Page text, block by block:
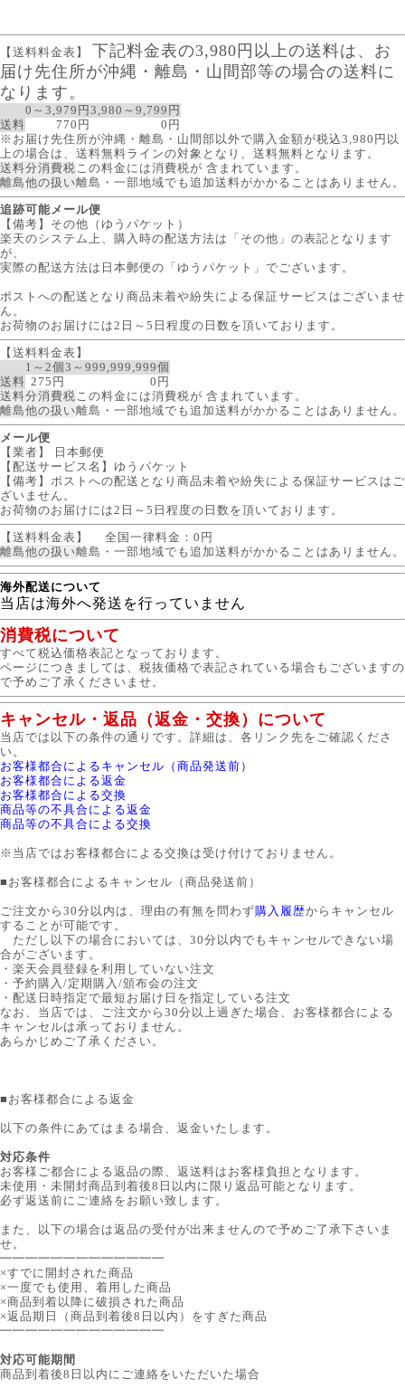
【送料料金表】
下記料金表の3,980円以上の送料は、お
届け先住所が沖縄・離島・山間部等の場合の送料に
なります。
0～3,979円 3,980～9,799円
送料
770円
0円
※お届け先住所が沖縄・離島・山間部以外で購入金額が税込3,980円以
上の場合は、送料無料ラインの対象となり、送料無料となります。
送料分消費税この料金には消費税が 含まれています。
離島他の扱い離島・一部地域でも追加送料がかかることはありません。
追跡可能メール便
【備考】その他（ゆうパケット）
楽天のシステム上、購入時の配送方法は「その他」の表記となります
が、
実際の配送方法は日本郵便の「ゆうパケット」でございます。
ポストへの配送となり商品未着や紛失による保証サービスはございませ
ん。
お荷物のお届けには2日～5日程度の日数を頂いております。
【送料料金表】
1～2個3～999,999,999個
送料 275円
0円
送料分消費税この料金には消費税が 含まれています。
離島他の扱い離島・一部地域でも追加送料がかかることはありません。
メール便
【業者】 日本郵便
【配送サービス名】ゆうパケット
【備考】ポストへの配送となり商品未着や紛失による保証サービスはご
ざいません。
お荷物のお届けには2日～5日程度の日数を頂いております。
【送料料金表】
全国一律料金：0円
離島他の扱い離島・一部地域でも追加送料がかかることはありません。
海外配送について
当店は海外へ発送を行っていません
消費税について
すべて税込価格表記となっております。
ページにつきましては、税抜価格で表記されている場合もございますの
で予めご了承くださいませ。
キャンセル・返品（返金・交換）について
当店では以下の条件の通りです。詳細は、各リンク先をご確認くださ
い。
お客様都合によるキャンセル（商品発送前）
お客様都合による返金
お客様都合による交換
商品等の不具合による返金
商品等の不具合による交換
※当店ではお客様都合による交換は受け付けておりません。
■ お客様都合によるキャンセル（商品発送前）
ご注文から30分以内は、理由の有無を問わず購入履歴からキャンセル
することが可能です。
ただし以下の場合においては、30分以内でもキャンセルできない場
合がございます。
・楽天会員登録を利用していない注文
・予約購入/定期購入/頒布会の注文
・配送日時指定で最短お届け日を指定している注文
なお、当店では、ご注文から30分以上過ぎた場合、お客様都合による
キャンセルは承っておりません。
あらかじめご了承ください。
■ お客様都合による返金
以下の条件にあてはまる場合、返金いたします。
対応条件
お客様ご都合による返品の際、返送料はお客様負担となります。
未使用・未開封商品到着後8日以内に限り返品可能となります。
必ず返送前にご連絡をお願い致します。
また、以下の場合は返品の受付が出来ませんので予めご了承下さいま
せ。
━━━━━━━━━━━━━
×すでに開封された商品
×一度でも使用、着用した商品
×商品到着以降に破損された商品
×返品期日（商品到着後8日以内）をすぎた商品
━━━━━━━━━━━━━
対応可能期間
商品到着後8日以内にご連絡をいただいた場合